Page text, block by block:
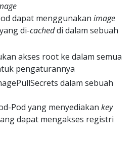
dapat menggunakan image
di-cacheddi dalam sebuah
akses root ke dalam semua
pengaturannya
dalam sebuah
Pod yang menyediakan key
dapat mengakses registri